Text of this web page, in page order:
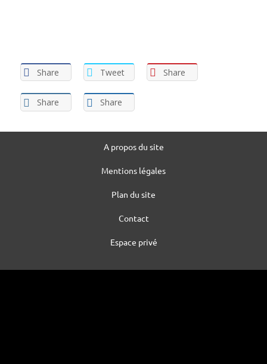
Share Tweet Share
Share Share
A propos du site
Mentions légales
Plan du site
Contact
Espace privé